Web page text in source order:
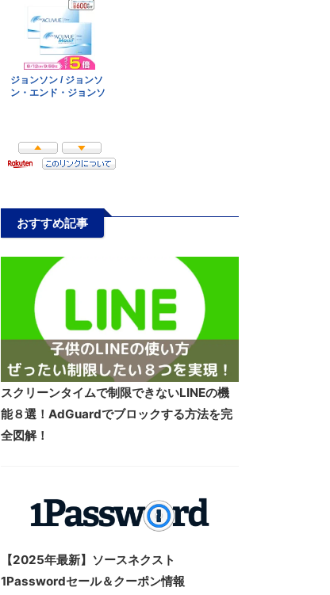
おすすめ記事
スクリーンタイムで制限できないLINEの機
能８選！AdGuardでブロックする方法を完
全図解！
【2025年最新】ソースネクスト
1Passwordセール＆クーポン情報